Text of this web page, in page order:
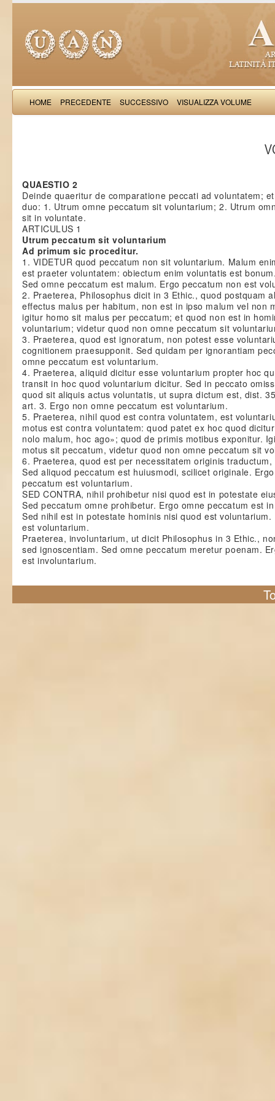
HOME PRECEDENTE SUCCESSIVO VISUALIZZA VOLUME
QUAESTIO 2
Deinde quaeritur de comparatione peccati ad voluntatem;
duo: 1. Utrum omne peccatum sit voluntarium; 2. Utrum
sit in voluntate.
ARTICULUS 1
Utrum peccatum sit voluntarium
Ad primum sic proceditur.
1. VIDETUR quod peccatum non sit voluntarium. Malum
est praeter voluntatem: obiectum enim voluntatis est
Sed omne peccatum est malum. Ergo peccatum non est
2. Praeterea, Philosophus dicit in 3 Ethic., quod postquam
effectus malus per habitum, non est in ipso malum vel non
igitur homo sit malus per peccatum; et quod non est in
voluntarium; videtur quod non omne peccatum sit
3. Praeterea, quod est ignoratum, non potest esse
cognitionem praesupponit. Sed quidam per ignorantiam
omne peccatum est voluntarium.
4. Praeterea, aliquid dicitur esse voluntarium propter hoc
transit in hoc quod voluntarium dicitur. Sed in peccato
quod sit aliquis actus voluntatis, ut supra dictum est, dist.
art. 3. Ergo non omne peccatum est voluntarium.
5. Praeterea, nihil quod est contra voluntatem, est
motus est contra voluntatem: quod patet ex hoc quod
nolo malum, hoc ago»; quod de primis motibus exponitur.
motus sit peccatum, videtur quod non omne peccatum sit
6. Praeterea, quod est per necessitatem originis
Sed aliquod peccatum est huiusmodi, scilicet originale.
peccatum est voluntarium.
SED CONTRA, nihil prohibetur nisi quod est in potestate
Sed peccatum omne prohibetur. Ergo omne peccatum est
Sed nihil est in potestate hominis nisi quod est
est voluntarium.
Praeterea, involuntarium, ut dicit Philosophus in 3 Ethic.,
sed ignoscentiam. Sed omne peccatum meretur poenam.
est involuntarium.